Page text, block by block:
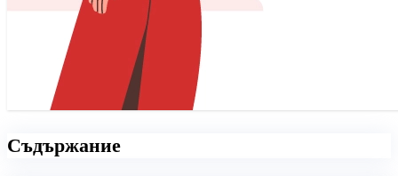
Съдържание